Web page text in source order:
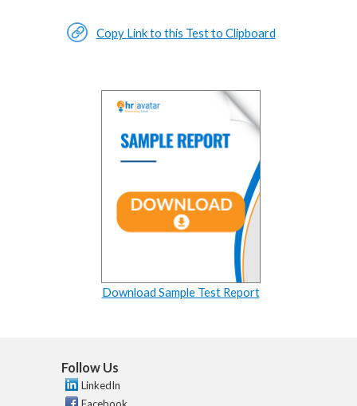
Copy Link to this Test to Clipboard
Download Sample Test Report
Follow Us
LinkedIn
Facebook